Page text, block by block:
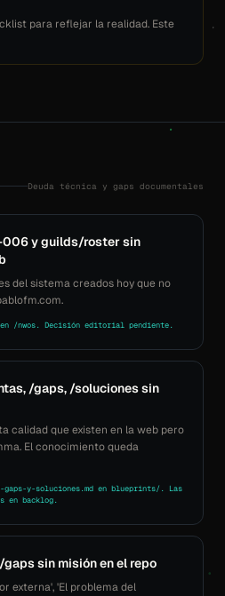
para reflejar la realidad. Este
Deuda técnica y gaps documentales
006 y guilds/roster sin
del sistema creados hoy que no
/nwos. Decisión editorial pendiente.
/gaps, /soluciones sin
calidad que existen en la web pero
El conocimiento queda
gaps-y-soluciones.md en blueprints/. Las
en backlog.
sin misión en el repo
externa', 'El problema del